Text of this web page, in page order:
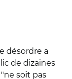
désordre a
de dizaines
soit pas